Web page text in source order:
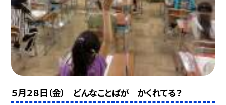
５月２８日（金） どんなことばが かくれてる？